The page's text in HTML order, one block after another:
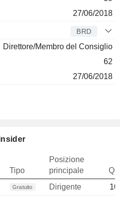
27/06/2018
BRD
Direttore/Membro del Consiglio
62
27/06/2018
Tipo
Posizione
principale
Gratuito Dirigente